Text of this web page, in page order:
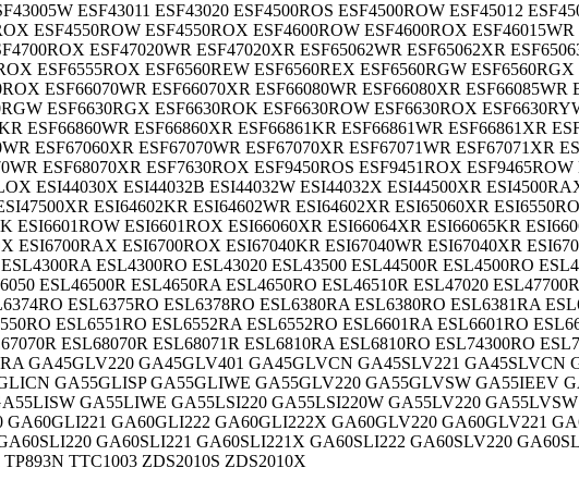
ESF43011 ESF43020 ESF4500ROS ESF4500ROW ESF45012
ESF4550ROW ESF4550ROX ESF4600ROW ESF4600ROX
ESF47020WR ESF47020XR ESF65062WR ESF65062XR
ESF6555ROX ESF6560REW ESF6560REX ESF6560RGW
ESF66070WR ESF66070XR ESF66080WR ESF66080XR ESF66085WR
ESF6630RGX ESF6630ROK ESF6630ROW ESF6630ROX
ESF66860WR ESF66860XR ESF66861KR ESF66861WR ESF66861XR
ESF67060XR ESF67070WR ESF67070XR ESF67071WR ESF67071XR
ESF68070XR ESF7630ROX ESF9450ROS ESF9451ROX
ESI44030X ESI44032B ESI44032W ESI44032X ESI44500XR
ESI64602KR ESI64602WR ESI64602XR ESI65060XR
ESI6601ROX ESI66060XR ESI66064XR ESI66065KR
ESI6700RAX ESI6700ROX ESI67040KR ESI67040WR ESI67040XR
ESL4300RO ESL43020 ESL43500 ESL44500R ESL4500RO
ESL46500R ESL4650RA ESL4650RO ESL46510R ESL47020
ESL6375RO ESL6378RO ESL6380RA ESL6380RO ESL6381RA
ESL6551RO ESL6552RA ESL6552RO ESL6601RA ESL6601RO
ESL68070R ESL68071R ESL6810RA ESL6810RO ESL74300RO
GA45GLV220 GA45GLV401 GA45GLVCN GA45SLV221 GA45SLVCN
GA55GLISP GA55GLIWE GA55GLV220 GA55GLVSW GA55IEEV
GA55LIWE GA55LSI220 GA55LSI220W GA55LV220
GA60GLI222 GA60GLI222X GA60GLV220 GA60GLV221
GA60SLI221 GA60SLI221X GA60SLI222 GA60SLV220
TTC1003 ZDS2010S ZDS2010X